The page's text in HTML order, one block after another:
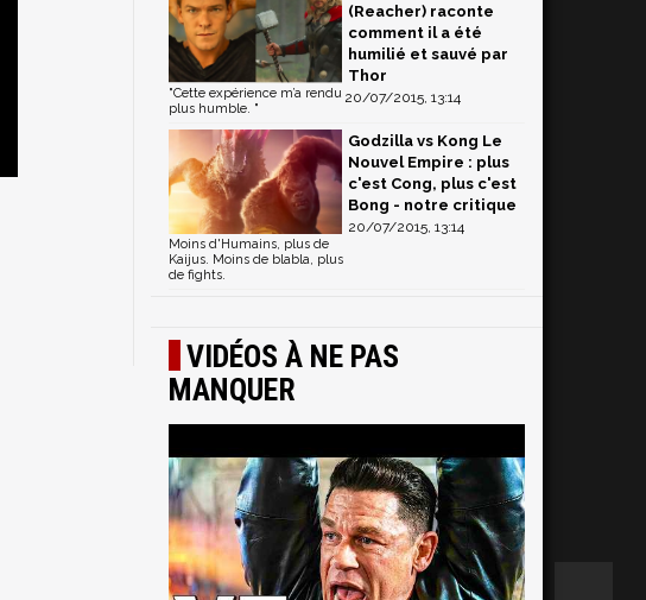
(Reacher) raconte
comment il a été
humilié et sauvé par
Thor
20/07/2015, 13:14
"Cette expérience m’a rendu
plus humble. "
Godzilla vs Kong Le
Nouvel Empire : plus
c'est Cong, plus c'est
Bong - notre critique
20/07/2015, 13:14
Moins d'Humains, plus de
Kaijus. Moins de blabla, plus
de fights.
VIDÉOS À NE PAS
MANQUER